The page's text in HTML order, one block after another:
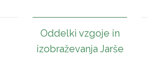
Oddelki vzgoje in
izobraževanja Jarše